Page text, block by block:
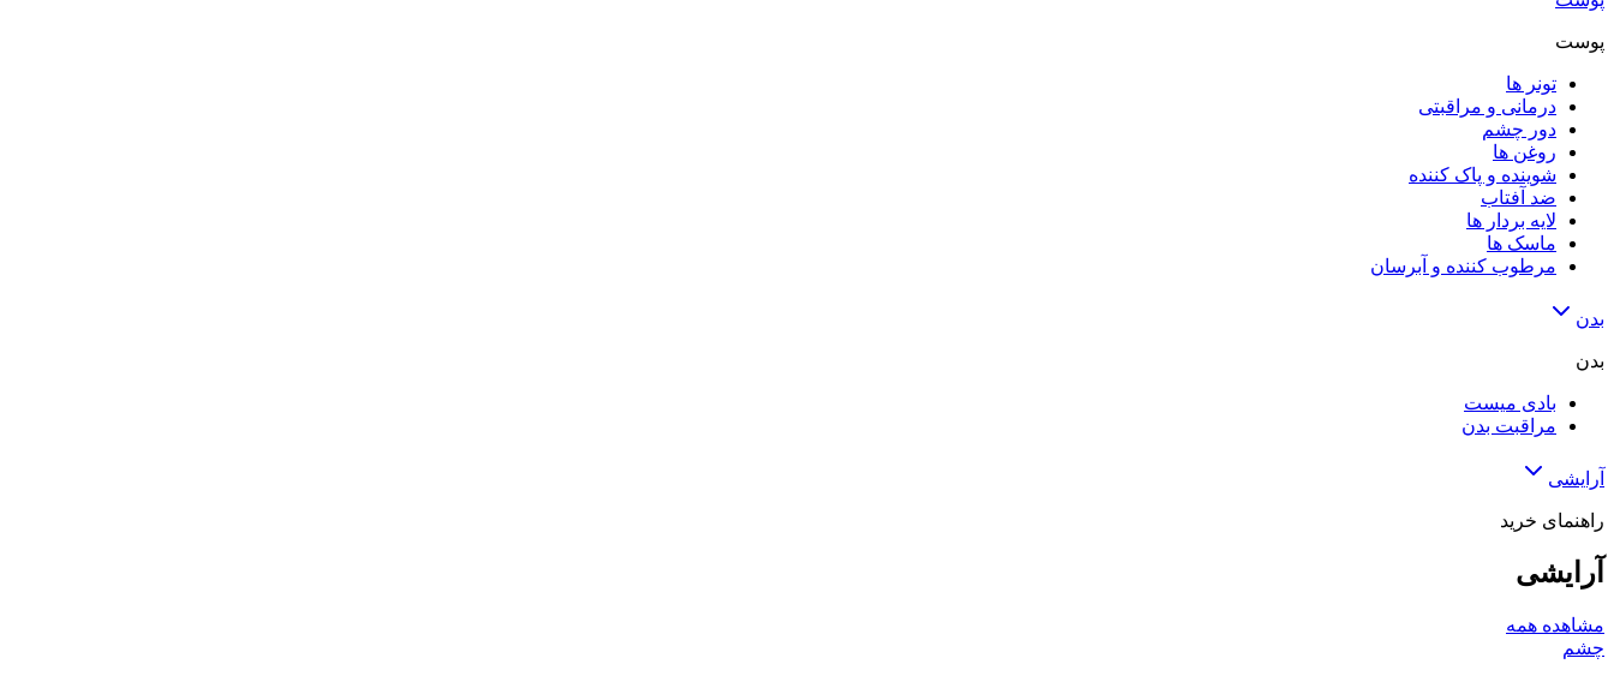
پوست
تونر ها
درمانی و مراقبتی
دور چشم
روغن ها
شوینده و پاک کننده
ضد آفتاب
لایه‌ بردار ها
ماسک ها
مرطوب کننده و آبرسان
بدن
بدن
بادی میست
مراقبت بدن
آرایشی
راهنمای خرید
آرایشی
مشاهده همه
چشم